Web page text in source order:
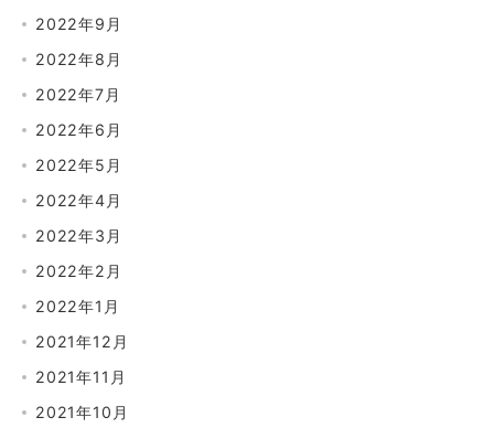
2022年9月
2022年8月
2022年7月
2022年6月
2022年5月
2022年4月
2022年3月
2022年2月
2022年1月
2021年12月
2021年11月
2021年10月